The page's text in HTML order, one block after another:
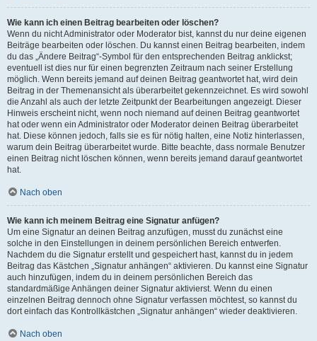
Wie kann ich einen Beitrag bearbeiten oder löschen?
Wenn du nicht Administrator oder Moderator bist, kannst du nur deine eigenen
Beiträge bearbeiten oder löschen. Du kannst einen Beitrag bearbeiten, indem
du das „Ändere Beitrag“-Symbol für den entsprechenden Beitrag anklickst;
eventuell ist dies nur für einen begrenzten Zeitraum nach seiner Erstellung
möglich. Wenn bereits jemand auf deinen Beitrag geantwortet hat, wird dein
Beitrag in der Themenansicht als überarbeitet gekennzeichnet. Es wird sowohl
die Anzahl als auch der letzte Zeitpunkt der Bearbeitungen angezeigt. Dieser
Hinweis erscheint nicht, wenn noch niemand auf deinen Beitrag geantwortet
hat oder wenn ein Administrator oder Moderator deinen Beitrag überarbeitet
hat. Diese können jedoch, falls sie es für nötig halten, eine Notiz hinterlassen,
warum dein Beitrag überarbeitet wurde. Bitte beachte, dass normale Benutzer
einen Beitrag nicht löschen können, wenn bereits jemand darauf geantwortet
hat.
Nach oben
Wie kann ich meinem Beitrag eine Signatur anfügen?
Um eine Signatur an deinen Beitrag anzufügen, musst du zunächst eine
solche in den Einstellungen in deinem persönlichen Bereich entwerfen.
Nachdem du die Signatur erstellt und gespeichert hast, kannst du in jedem
Beitrag das Kästchen „Signatur anhängen“ aktivieren. Du kannst eine Signatur
auch hinzufügen, indem du in deinem persönlichen Bereich das
standardmäßige Anhängen deiner Signatur aktivierst. Wenn du einen
einzelnen Beitrag dennoch ohne Signatur verfassen möchtest, so kannst du
dort einfach das Kontrollkästchen „Signatur anhängen“ wieder deaktivieren.
Nach oben